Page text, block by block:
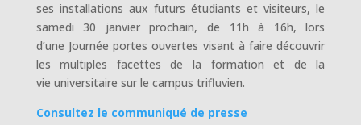
ses installations aux futurs étudiants et visiteurs, le
samedi 30 janvier prochain, de 11h à 16h, lors
d’une Journée portes ouvertes visant à faire découvrir
les multiples facettes de la formation et de la
vie universitaire sur le campus trifluvien.
Consultez le communiqué de presse